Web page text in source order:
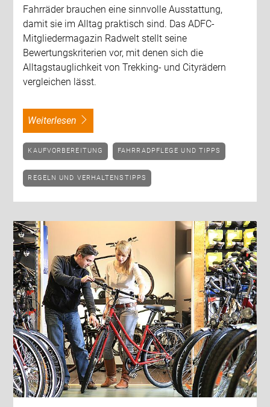
Fahrräder brauchen eine sinnvolle Ausstattung,
damit sie im Alltag praktisch sind. Das ADFC-
Mitgliedermagazin Radwelt stellt seine
Bewertungskriterien vor, mit denen sich die
Alltagstauglichkeit von Trekking- und Cityrädern
vergleichen lässt.
weiterlesen
KAUFVORBEREITUNG FAHRRADPFLEGE UND TIPPS
REGELN UND VERHALTENSTIPPS